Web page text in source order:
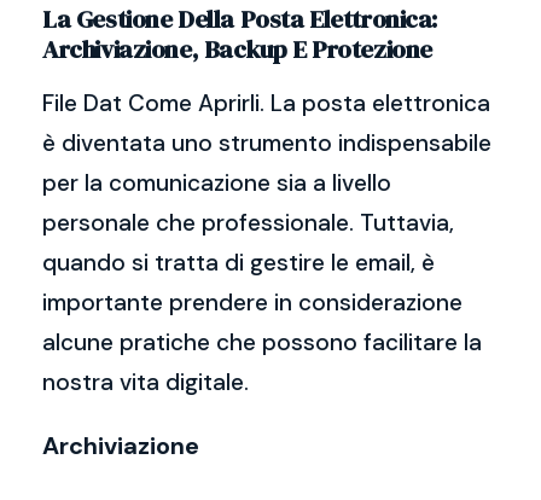
La Gestione Della Posta Elettronica:
Archiviazione, Backup E Protezione
File Dat Come Aprirli. La posta elettronica
è diventata uno strumento indispensabile
per la comunicazione sia a livello
personale che professionale. Tuttavia,
quando si tratta di gestire le email, è
importante prendere in considerazione
alcune pratiche che possono facilitare la
nostra vita digitale.
Archiviazione